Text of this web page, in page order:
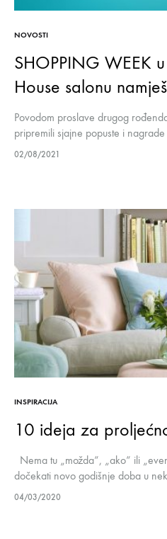
NOVOSTI
SHOPPING WEEK
House salonu
Povodom proslave drugog
pripremili sjajne popuste i
Tokom Šoping sedmice, u LOFT
02/08/2021
INSPIRACIJA
10 ideja za
Nema tu „možda“, „ako“ ili
dočekati novo godišnje doba u
uređenje predstojećoj sezoni.
04/03/2020